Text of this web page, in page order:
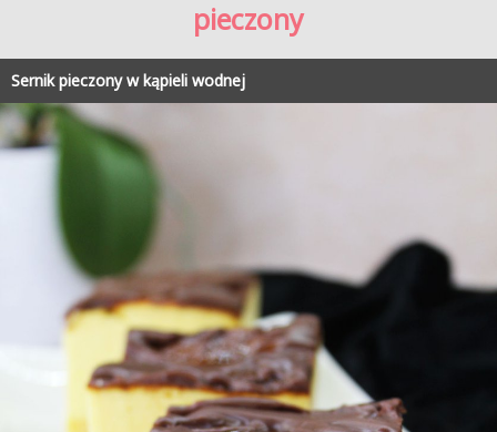
pieczony
Sernik pieczony w kąpieli wodnej